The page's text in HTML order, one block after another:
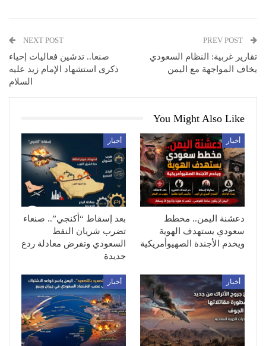
تقارير غربية: النظام السعودي
يخاف المواجهة مع اليمن
NEXT POST
صنعا.. تدشين فعاليات إحياء
ذكرى استشهاد الإمام زيد عليه
السلام
You Might Also Like
أخبار
دعشنة اليمن.. مخطط
سعودي يستهدف الهوية
ويخدم الأجندة الصهيوأمريكية
أخبار
بعد إسقاط “أكنجي”.. صنعاء
تضرب شريان النفط
السعودي وتفرض معادلة ردع
جديدة
أخبار أخبار